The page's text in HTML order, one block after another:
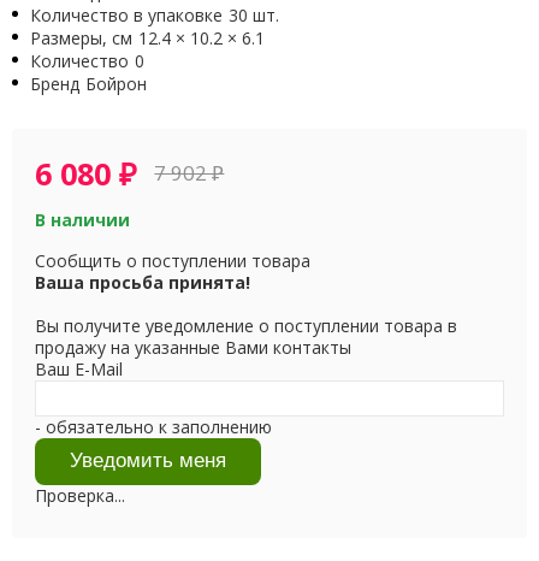
Количество в упаковке 30 шт.
Размеры, см 12.4 × 10.2 × 6.1
Количество 0
Бренд Бойрон
6 080₽ 7 902₽
В наличии
Сообщить о поступлении товара
Ваша просьба принята!
Вы получите уведомление о поступлении товара в
продажу на указанные Вами контакты
Ваш E-Mail
- обязательно к заполнению
Проверка...